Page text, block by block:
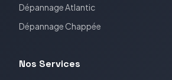
DépannageAtlantic
Dépannage Chappée
Nos Services